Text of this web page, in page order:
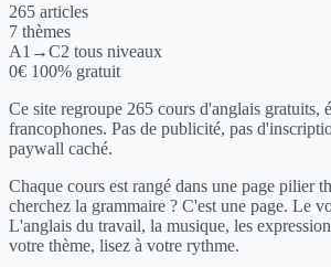
265 articles
7 thèmes
A1→C2 tous niveaux
0€ 100% gratuit
Ce site regroupe 265 cours d'anglais gratuits,
francophones. Pas de publicité, pas
paywall caché.
Chaque cours est rangé dans une page pilier
cherchez la grammaire ? C'est une page. Le
L'anglais du travail, la musique, les
votre thème, lisez à votre rythme.